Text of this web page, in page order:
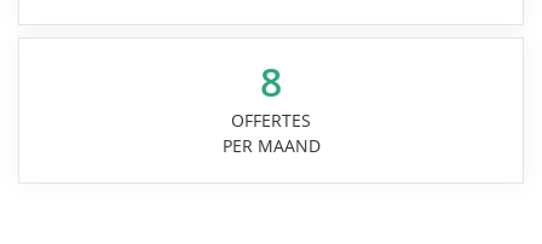
8
OFFERTES
PER MAAND